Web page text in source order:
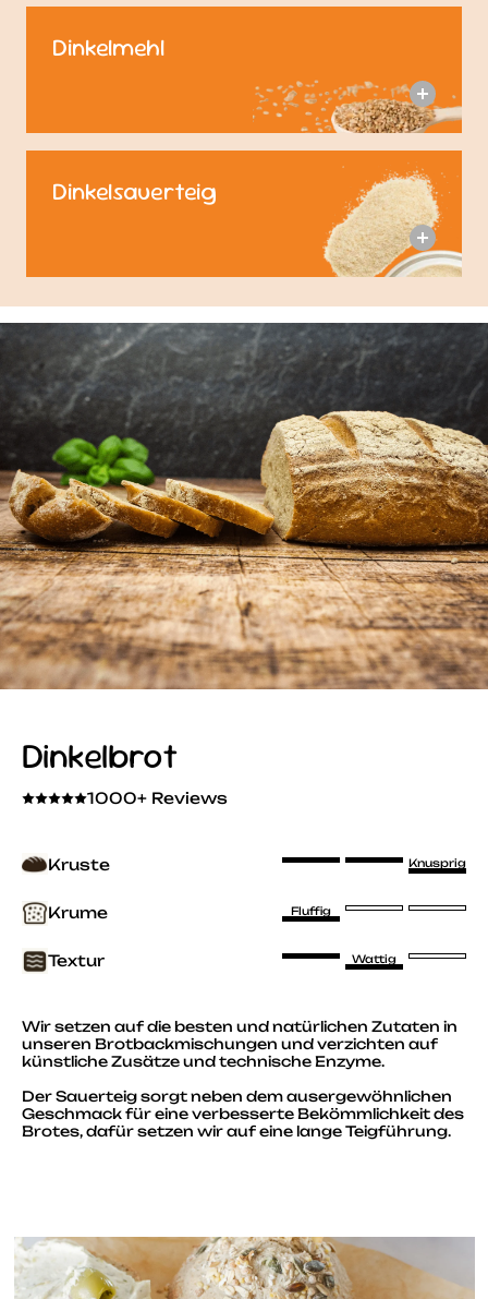
Dinkelmehl
Dinkelsauerteig
Dinkelbrot
1000+ Reviews
Kruste Knusprig
Krume Fluffig
Textur Wattig
Wir setzen auf die besten und natürlichen Zutaten in
unseren Brotbackmischungen und verzichten auf
künstliche Zusätze und technische Enzyme.
Der Sauerteig sorgt neben dem ausergewöhnlichen
Geschmack für eine verbesserte Bekömmlichkeit des
Brotes, dafür setzen wir auf eine lange Teigführung.